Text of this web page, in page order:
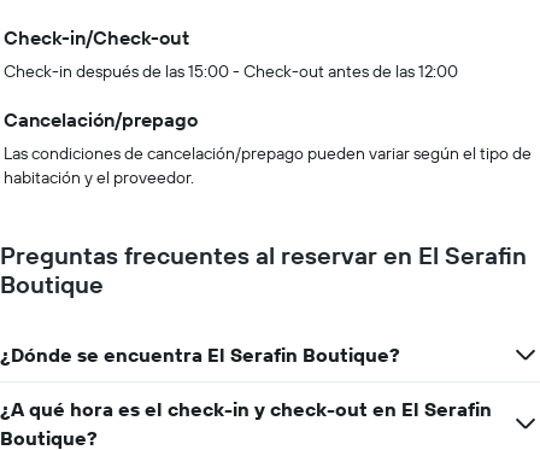
Check-in/Check-out
Check-in después de las 15:00 - Check-out antes de las 12:00
Cancelación/prepago
Las condiciones de cancelación/prepago pueden variar según el tipo de
habitación y el proveedor.
Preguntas frecuentes al reservar en El Serafin
Boutique
¿Dónde se encuentra El Serafin Boutique?
¿A qué hora es el check-in y check-out en El Serafin
Boutique?